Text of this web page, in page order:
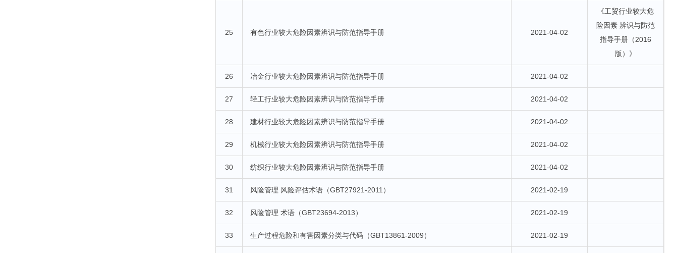
25 有色行业较大危险因素辨识与防范指导手册 2021-04-02
《工贸行业较大危
险因素 辨识与防范
指导手册（2016
版）》
26 冶金行业较大危险因素辨识与防范指导手册 2021-04-02
27 轻工行业较大危险因素辨识与防范指导手册 2021-04-02
28 建材行业较大危险因素辨识与防范指导手册 2021-04-02
29 机械行业较大危险因素辨识与防范指导手册 2021-04-02
30 纺织行业较大危险因素辨识与防范指导手册 2021-04-02
31 风险管理 风险评估术语（GBT27921-2011） 2021-02-19
32 风险管理 术语（GBT23694-2013） 2021-02-19
33 生产过程危险和有害因素分类与代码（GBT13861-2009） 2021-02-19